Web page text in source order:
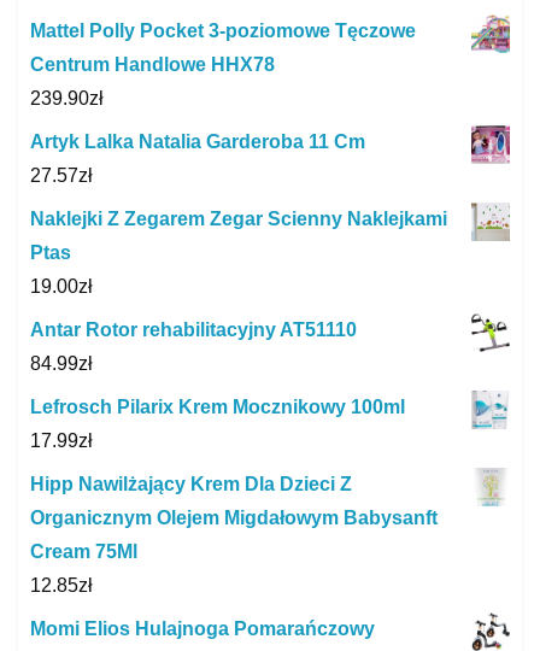
Mattel Polly Pocket 3-poziomowe Tęczowe
Centrum Handlowe HHX78
239.90zł
Artyk Lalka Natalia Garderoba 11 Cm
27.57zł
Naklejki Z Zegarem Zegar Scienny Naklejkami
Ptas
19.00zł
Antar Rotor rehabilitacyjny AT51110
84.99zł
Lefrosch Pilarix Krem Mocznikowy 100ml
17.99zł
Hipp Nawilżający Krem Dla Dzieci Z
Organicznym Olejem Migdałowym Babysanft
Cream 75Ml
12.85zł
Momi Elios Hulajnoga Pomarańczowy